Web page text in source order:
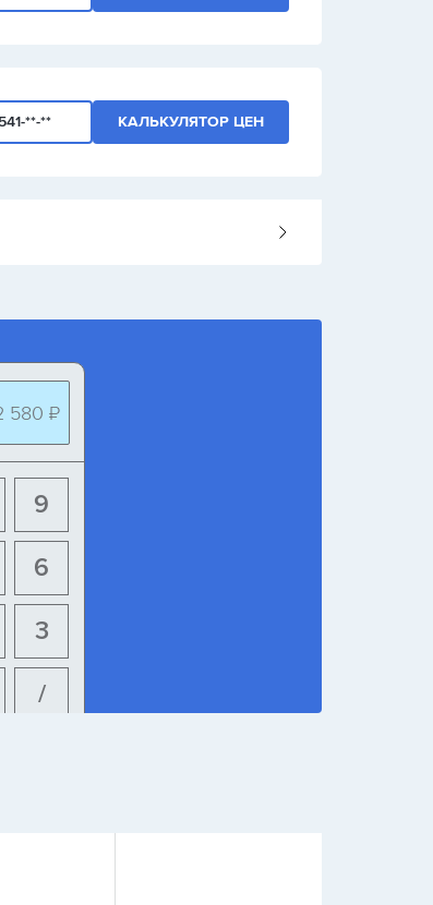
**-** КАЛЬКУЛЯТОР ЦЕН
Следующая страница
580 ₽
9
6
3
/